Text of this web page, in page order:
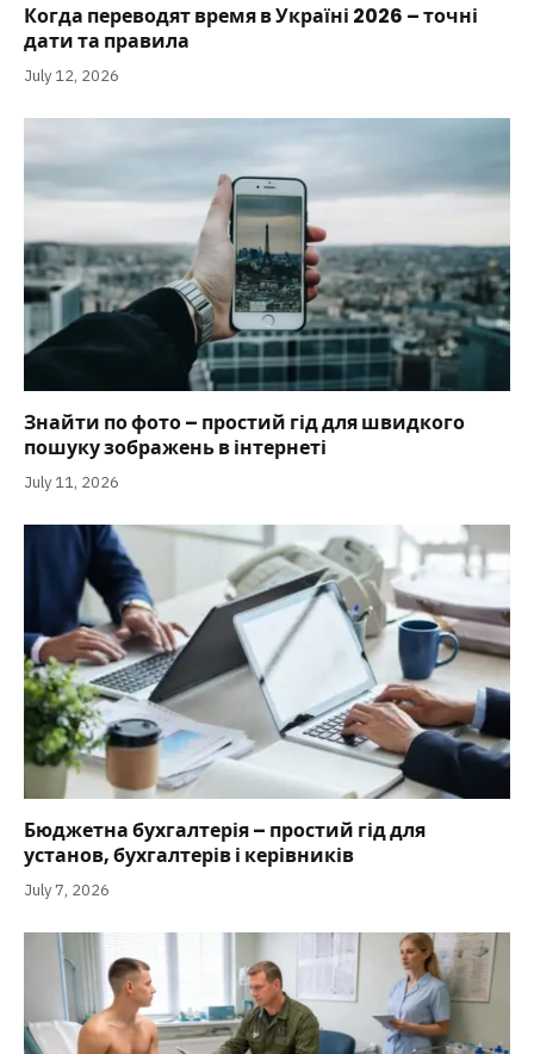
Когда переводят время в Україні 2026 – точні
дати та правила
July 12, 2026
Знайти по фото – простий гід для швидкого
пошуку зображень в інтернеті
July 11, 2026
Бюджетна бухгалтерія – простий гід для
установ, бухгалтерів і керівників
July 7, 2026